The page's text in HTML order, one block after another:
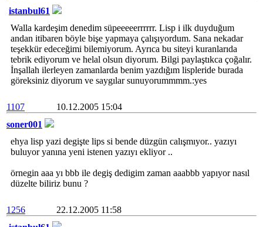
istanbul61
Walla kardeşim denedim süpeeeeerrrrrr. Lisp i ilk duyduğum
andan itibaren böyle bişe yapmaya çalışıyordum. Sana nekadar
teşekkür edeceğimi bilemiyorum. Ayrıca bu siteyi kuranlarıda
tebrik ediyorum ve helal olsun diyorum. Bilgi paylaştıkca çoğalır.
İnşallah ilerleyen zamanlarda benim yazdığım lispleride burada
göreksiniz diyorum ve saygılar sunuyorummmm.:yes
1107
10.12.2005 15:04
soner001
ehya lisp yazi degişte lips si bende düzgün calışmıyor.. yazıyı
buluyor yanına yeni istenen yazıyı ekliyor ..
örnegin aaa yı bbb ile degiş dedigim zaman aaabbb yapıyor nasıl
düzelte biliriz bunu ?
1256
22.12.2005 11:58